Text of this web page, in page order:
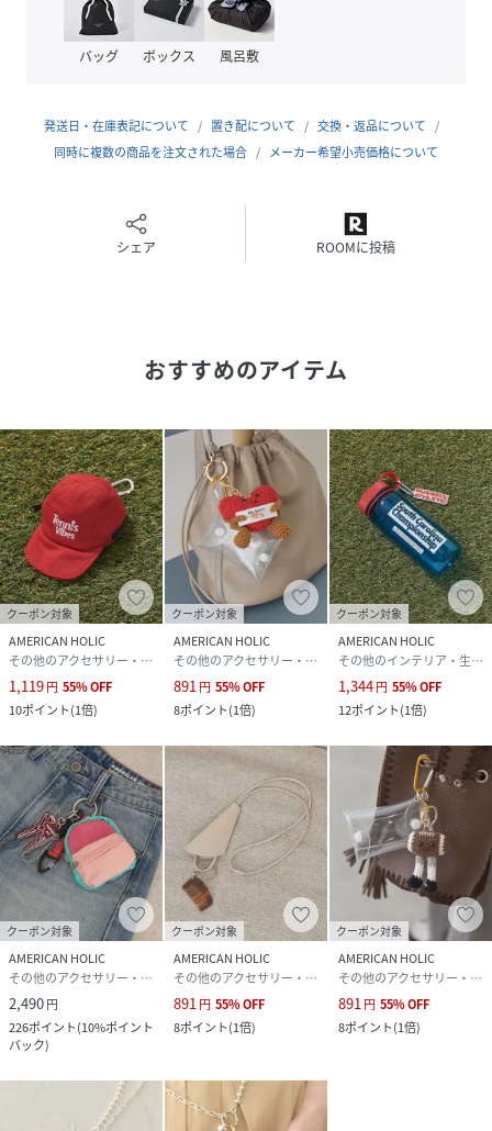
なデザインが特徴。
近年はヴィンテージライクな風合いと現代的なシルエットを
える場合がございます。※お使いのモニター環境によって商
品の色味が違って見える場合がございます。
バッグ ボックス 風呂敷
発送日・在庫表記について 置き配について
交換・返品について
同時に複数の商品を注文された場合
メーカー希望小売価格について
シェア ROOMに投稿
おすすめのアイテム
クーポン対象
AMERICAN HOLIC
その他のアクセサリー・腕時計
1,119円 55%OFF
10ポイント(1倍)
クーポン対象
AMERICAN HOLIC
その他のアクセサリー・腕時計
891円 55%OFF
8ポイント(1倍)
クーポン対象
AMERICAN HOLIC
その他のインテリア・生活雑貨
1,344円 55%OFF
12ポイント(1倍)
クーポン対象
AMERICAN HOLIC
その他のアクセサリー・腕時計
2,490円
226ポイント(10%ポイント
バック)
クーポン対象
AMERICAN HOLIC
その他のアクセサリー・腕時計
891円 55%OFF
8ポイント(1倍)
クーポン対象
AMERICAN HOLIC
その他のアクセサリー・腕時計
891円 55%OFF
8ポイント(1倍)